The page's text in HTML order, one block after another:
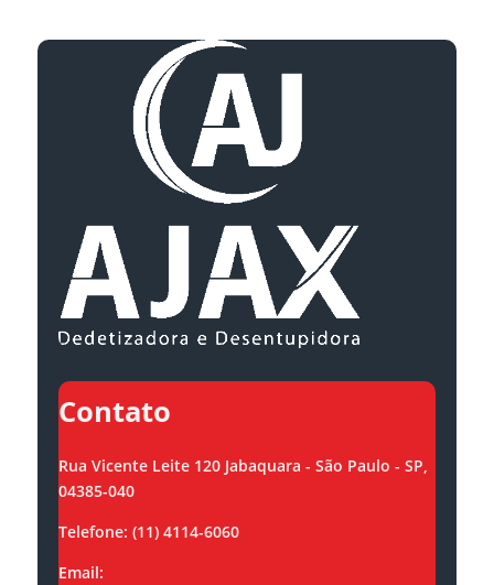
Contato
Rua Vicente Leite 120 Jabaquara - São Paulo - SP,
04385-040
Telefone: (11) 4114-6060
Email: